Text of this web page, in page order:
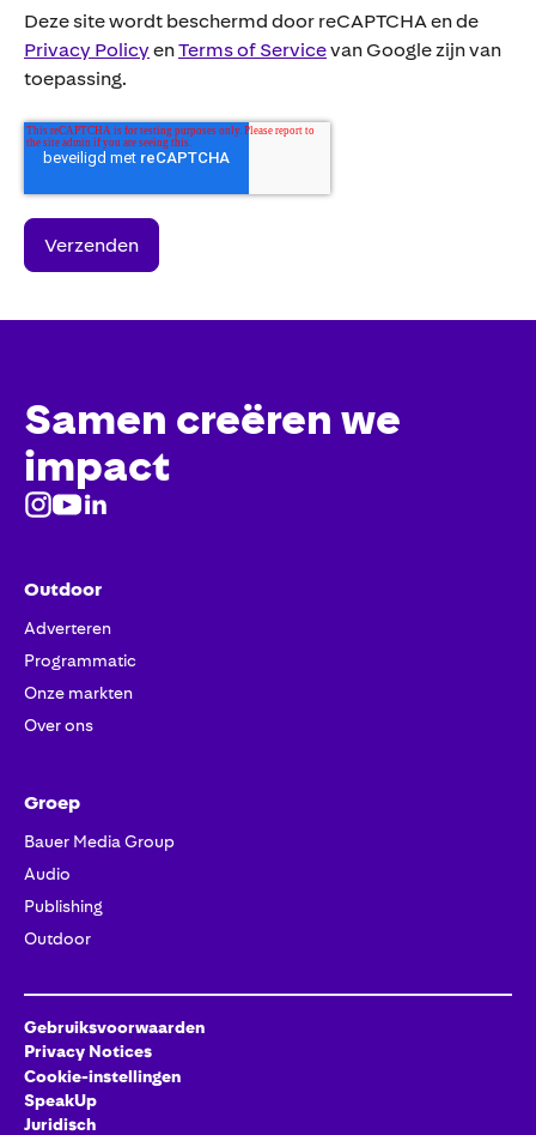
Deze site wordt beschermd door reCAPTCHA en de
Privacy PolicyenTerms of Servicevan Google zijn van
toepassing.
Samen creëren we
impact
Outdoor
Adverteren
Programmatic
Onze markten
Over ons
Groep
Bauer Media Group
Audio
Publishing
Outdoor
Gebruiksvoorwaarden
Privacy Notices
Cookie-instellingen
SpeakUp
Juridisch